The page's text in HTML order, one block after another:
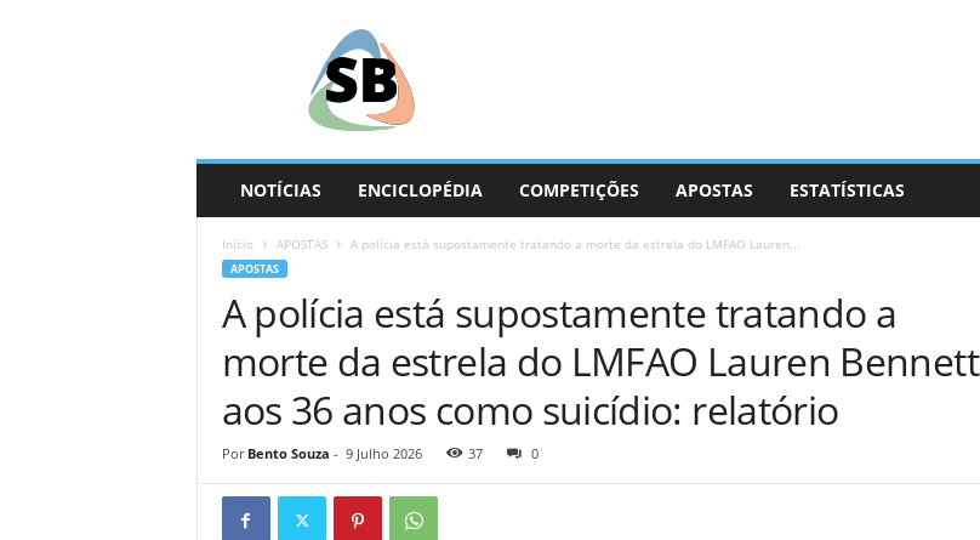
NOTÍCIAS ENCICLOPÉDIA COMPETIÇÕES APOSTAS ESTATÍSTICAS
Início APOSTAS A polícia está supostamente tratando a morte da estrela do LMFAO Lauren...
APOSTAS
A polícia está supostamente tratando a
morte da estrela do LMFAO Lauren Bennett
aos 36 anos como suicídio: relatório
Por Bento Souza - 9 Julho 2026 37 0